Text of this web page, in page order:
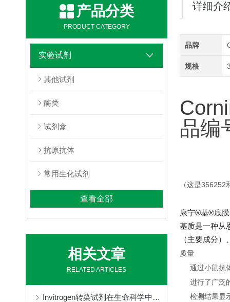
产品分类
PRODUCT CATEGORY
实验试剂
其他试剂
酶类
试剂盒
抗原抗体
常用生化试剂
查看全部
相关文章
RELATED ARTICLES
Invitrogen转染试剂在生命科学中的多重应用
详细介
品牌
规格
品编
（这是
康宁®基®底
基质是一种从
（主要成分
质量
通过小鼠抗
进行了广泛
检测结果显